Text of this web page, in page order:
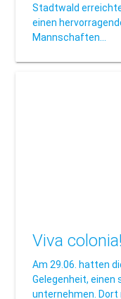
Stadtwald
einen
Mannschaften…
Viva colonia!
Am 29.06. hatten
Gelegenheit, einen
unternehmen. Dort